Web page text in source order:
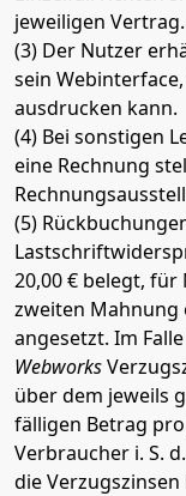
jeweiligen Vertrag.
(3) Der Nutzer
sein
ausdrucken kann.
(4) Bei sonstigen
eine Rechnung
(5)
20,00 € belegt,
zweiten Mahnung
angesetzt. Im
Webworks
über dem jeweils
fälligen Betrag
Verbraucher i. S.
die